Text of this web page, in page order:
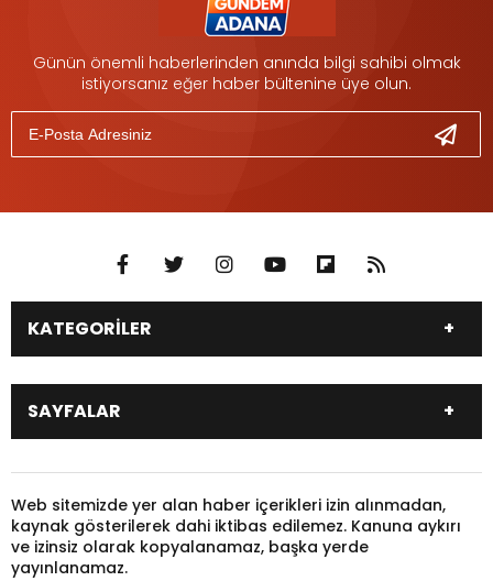
Günün önemli haberlerinden anında bilgi sahibi olmak
istiyorsanız eğer haber bültenine üye olun.
KATEGORİLER
DÜNYA
SİYASET
EKONOMİ
SAĞLIK
SPOR
TARIM
YEREL YÖNETİM
GÜNDEM
HAYVANLAR
KADIN
KONSER
KÜLTÜR & SANAT
SAYFALAR
Pariteler
Canlı Sonuçlar
Puan Durumu
Fikstür
Gazeteler
Burçlar
Web sitemizde yer alan haber içerikleri izin alınmadan,
kaynak gösterilerek dahi iktibas edilemez. Kanuna aykırı
ve izinsiz olarak kopyalanamaz, başka yerde
yayınlanamaz.